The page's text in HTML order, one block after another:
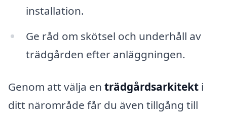
installation.
Ge råd om skötsel och underhåll av
trädgården efter anläggningen.
Genom att välja en trädgårdsarkitekt i
ditt närområde får du även tillgång till